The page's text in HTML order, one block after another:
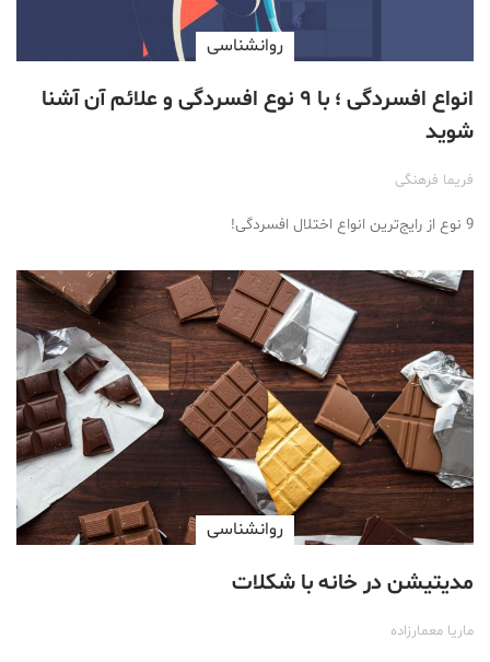
روانشناسی
انواع افسردگی ؛ با ۹ نوع افسردگی و علائم آن آشنا
شوید
فریما فرهنگی
9 نوع از رایج‌ترین انواع اختلال افسردگی!
روانشناسی
مدیتیشن در خانه با شکلات
ماریا معمارزاده